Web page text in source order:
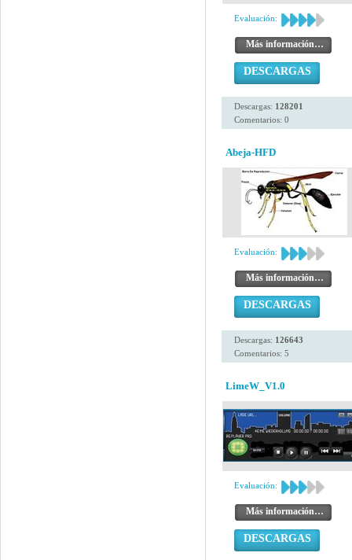
Evaluación:
Más información…
DESCARGAS
Descargas: 128201
Comentarios: 0
Abeja-HFD
Evaluación:
Más información…
DESCARGAS
Descargas: 126643
Comentarios: 5
LimeW_V1.0
Evaluación:
Más información…
DESCARGAS